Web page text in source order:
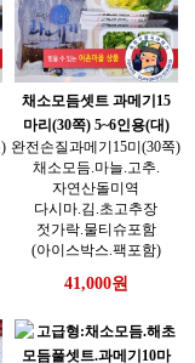
채소모듬셋트 과메기15
마리(30쪽) 5~6인용(대)
완전손질과메기15미(30쪽)
채소모듬.마늘.고추.
자연산돌미역
다시마.김.초고추장
젓가락.물티슈포함
(아이스박스.팩포함)
41,000원